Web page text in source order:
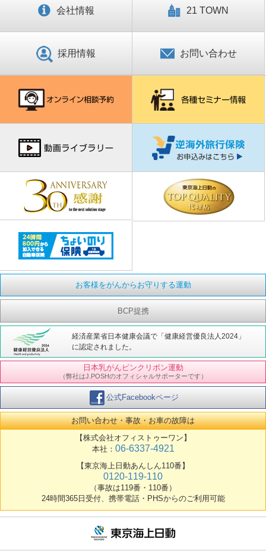
会社情報 21 TOWN
採用情報 お問い合わせ
お客様をがんからお守りする運動
BCP提携
経済産業省日本健康会議で「健康経営優良法人2024」
に認定されました。
日本乳がんピンクリボン運動
（弊社はJ.POSHのオフィシャルサポーターです）
公式Facebookページ
お問い合わせ・事故・お車の故障は
【株式会社オフィストゥーワン】
本社： 06-6337-4921
【東京海上日動あんしん110番】
0120-119-110
（事故は119番・110番）
24時間365日受付、携帯電話・PHSからのご利用可能